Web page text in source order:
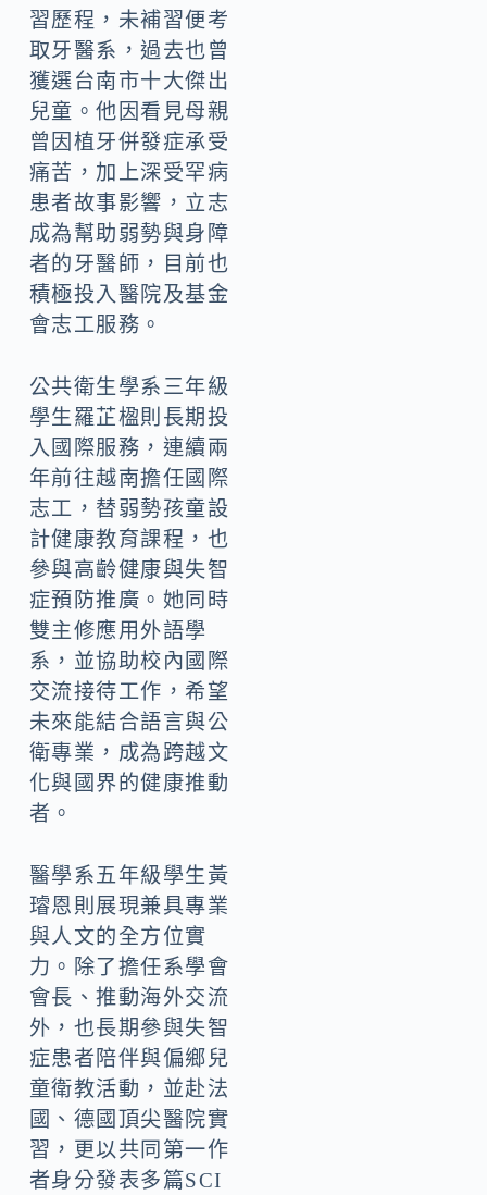
習歷程，未補習便考
取牙醫系，過去也曾
獲選台南市十大傑出
兒童。他因看見母親
曾因植牙併發症承受
痛苦，加上深受罕病
患者故事影響，立志
成為幫助弱勢與身障
者的牙醫師，目前也
積極投入醫院及基金
會志工服務。
公共衛生學系三年級
學生羅芷楹則長期投
入國際服務，連續兩
年前往越南擔任國際
志工，替弱勢孩童設
計健康教育課程，也
參與高齡健康與失智
症預防推廣。她同時
雙主修應用外語學
系，並協助校內國際
交流接待工作，希望
未來能結合語言與公
衛專業，成為跨越文
化與國界的健康推動
者。
醫學系五年級學生黃
璿恩則展現兼具專業
與人文的全方位實
力。除了擔任系學會
會長、推動海外交流
外，也長期參與失智
症患者陪伴與偏鄉兒
童衛教活動，並赴法
國、德國頂尖醫院實
習，更以共同第一作
者身分發表多篇SCI